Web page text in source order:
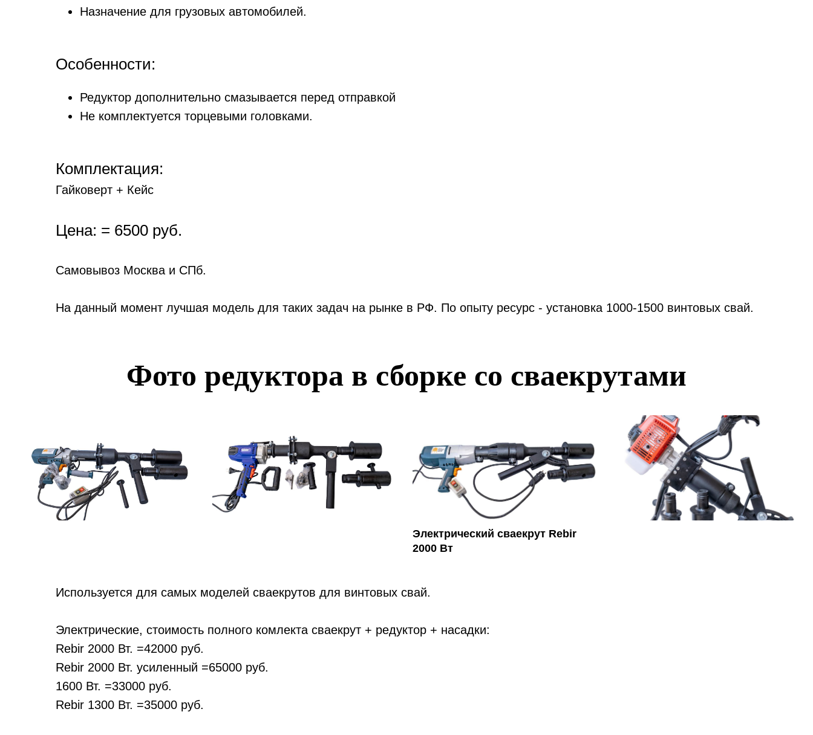
Назначение для грузовых автомобилей.
Особенности:
Редуктор дополнительно смазывается перед отправкой
Не комплектуется торцевыми головками.
Комплектация:
Гайковерт + Кейс
Цена: = 6500 руб.
Самовывоз Москва и СПб.
На данный момент лучшая модель для таких задач на рынке в РФ. По опыту ресурс - установка 1000-1500 винтовых свай.
Фото редуктора в сборке со сваекрутами
Электрический сваекрут Rebir
2000 Вт
Используется для самых моделей сваекрутов для винтовых свай.
Электрические, стоимость полного комлекта сваекрут + редуктор + насадки:
Rebir 2000 Вт. =42000 руб.
Rebir 2000 Вт. усиленный =65000 руб.
1600 Вт. =33000 руб.
Rebir 1300 Вт. =35000 руб.